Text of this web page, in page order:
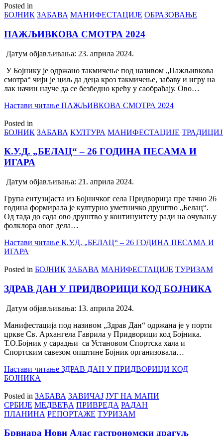
Posted in
БОЈНИК ЗАБАВА МАНИФЕСТАЦИЈЕ ОБРАЗОВАЊЕ
ПАЖЉИВКОВА СМОТРА 2024
Датум објављивања: 23. априла 2024.
У Бојнику је одржано такмичење под називом „Пажљивкова
смотра“ чији је циљ да деца кроз такмичење, забаву и игру на
лак начин науче да се безбедно крећу у саобраћају. Ово…
Настави читање ПАЖЉИВКОВА СМОТРА 2024
Posted in
БОЈНИК ЗАБАВА КУЛТУРА МАНИФЕСТАЦИЈЕ
К.У.Д. „БЕЛАЦ“ – 26 ГОДИНА ПЕСАМА И
ИГАРА
Датум објављивања: 21. априла 2024.
Група ентузијаста из Бојничког села Придворица пре тачно 26
година формирала је културно уметничко друштво „Белац“.
Од тада до сада ово друштво у континуитету ради на очувању
фолклора овог дела…
Настави читање К.У.Д. „БЕЛАЦ“ – 26 ГОДИНА ПЕСАМА И
ИГАРА
Posted in БОЈНИК ЗАБАВА МАНИФЕСТАЦИЈЕ ТУРИЗАМ
ЗДРАВ ДАН У ПРИДВОРИЦИ КОД БОЈНИКА
Датум објављивања: 13. априла 2024.
Манифестација под називом „Здрав Дан“ одржана је у порти
цркве Св. Архангела Гаврила у Придворици код Бојника.
Т.О.Бојник у сарадњи са Установом Спортска хала и
Спортским савезом општине Бојник организовала…
Настави читање ЗДРАВ ДАН У ПРИДВОРИЦИ КОД
БОЈНИКА
Posted in ЗАБАВА ЗАВИЧАЈ ЈУГ НА МАПИ
СРБИЈЕ МЕДВЕЂА ПРИВРЕДА РАДАН
ПЛАНИНА РЕПОРТАЖЕ ТУРИЗАМ
Брвнара Нови Алас гастрономски драгуљ